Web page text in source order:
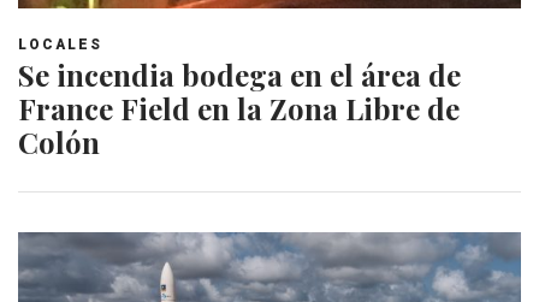
LOCALES
Se incendia bodega en el área de
France Field en la Zona Libre de
Colón